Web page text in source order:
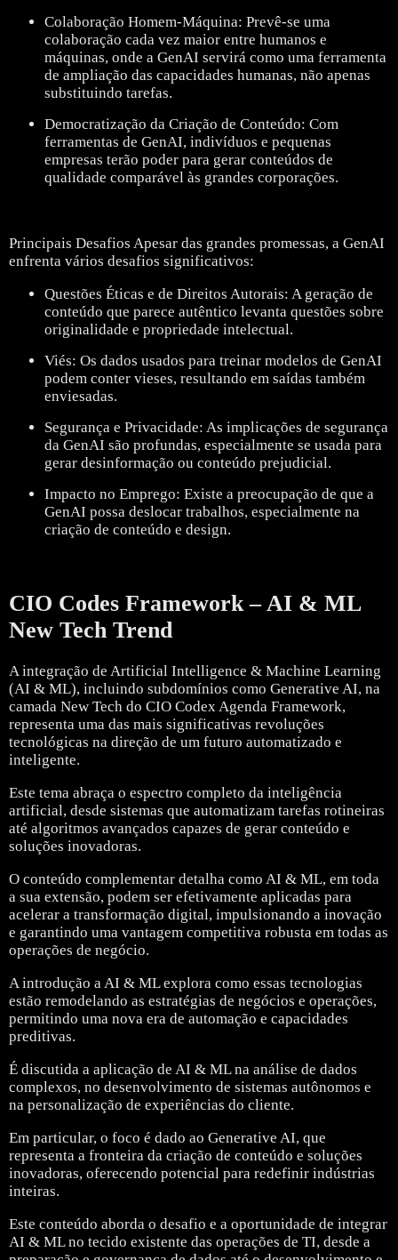
Colaboração Homem-Máquina: Prevê-se uma
colaboração cada vez maior entre humanos e
máquinas, onde a GenAI servirá como uma ferramenta
de ampliação das capacidades humanas, não apenas
substituindo tarefas.
Democratização da Criação de Conteúdo: Com
ferramentas de GenAI, indivíduos e pequenas
empresas terão poder para gerar conteúdos de
qualidade comparável às grandes corporações.
Principais Desafios Apesar das grandes promessas, a GenAI
enfrenta vários desafios significativos:
Questões Éticas e de Direitos Autorais: A geração de
conteúdo que parece autêntico levanta questões sobre
originalidade e propriedade intelectual.
Viés: Os dados usados para treinar modelos de GenAI
podem conter vieses, resultando em saídas também
enviesadas.
Segurança e Privacidade: As implicações de segurança
da GenAI são profundas, especialmente se usada para
gerar desinformação ou conteúdo prejudicial.
Impacto no Emprego: Existe a preocupação de que a
GenAI possa deslocar trabalhos, especialmente na
criação de conteúdo e design.
CIO Codes Framework – AI & ML
New Tech Trend
A integração de Artificial Intelligence & Machine Learning
(AI & ML), incluindo subdomínios como Generative AI, na
camada New Tech do CIO Codex Agenda Framework,
representa uma das mais significativas revoluções
tecnológicas na direção de um futuro automatizado e
inteligente.
Este tema abraça o espectro completo da inteligência
artificial, desde sistemas que automatizam tarefas rotineiras
até algoritmos avançados capazes de gerar conteúdo e
soluções inovadoras.
O conteúdo complementar detalha como AI & ML, em toda
a sua extensão, podem ser efetivamente aplicadas para
acelerar a transformação digital, impulsionando a inovação
e garantindo uma vantagem competitiva robusta em todas as
operações de negócio.
A introdução a AI & ML explora como essas tecnologias
estão remodelando as estratégias de negócios e operações,
permitindo uma nova era de automação e capacidades
preditivas.
É discutida a aplicação de AI & ML na análise de dados
complexos, no desenvolvimento de sistemas autônomos e
na personalização de experiências do cliente.
Em particular, o foco é dado ao Generative AI, que
representa a fronteira da criação de conteúdo e soluções
inovadoras, oferecendo potencial para redefinir indústrias
inteiras.
Este conteúdo aborda o desafio e a oportunidade de integrar
AI & ML no tecido existente das operações de TI, desde a